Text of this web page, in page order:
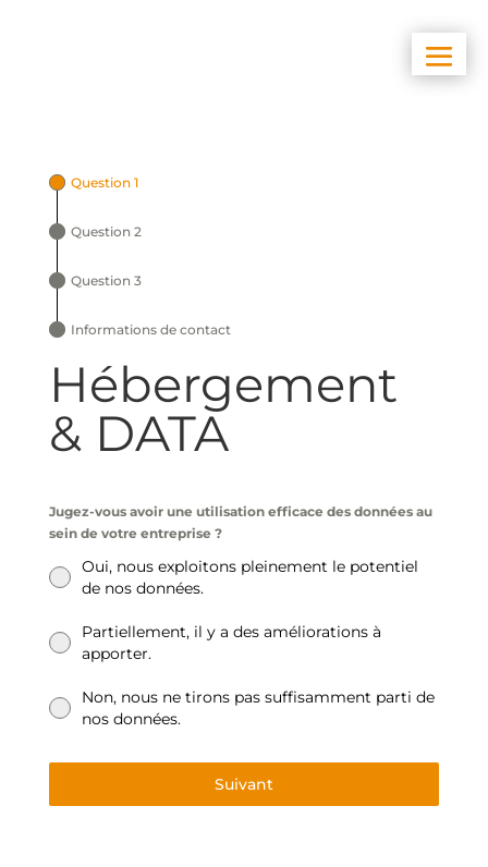
Question 1
Question 2
Question 3
Informations de contact
Hébergement
& DATA
Jugez-vous avoir une utilisation efficace des données au
sein de votre entreprise ?
Oui, nous exploitons pleinement le potentiel
de nos données.
Partiellement, il y a des améliorations à
apporter.
Non, nous ne tirons pas suffisamment parti de
nos données.
Suivant